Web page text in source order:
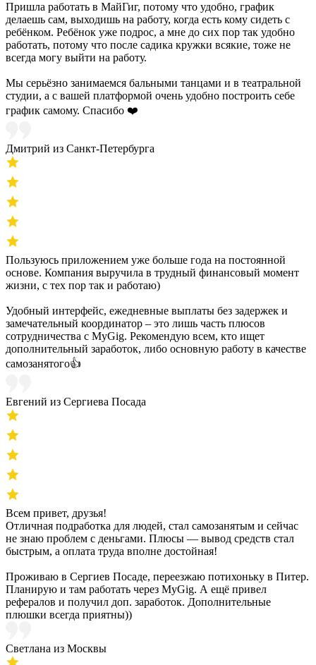
Пришла работать в МайГиг, потому что удобно, график
делаешь сам, выходишь на работу, когда есть кому сидеть с
ребёнком. Ребёнок уже подрос, а мне до сих пор так удобно
работать, потому что после садика кружки всякие, тоже не
всегда могу выйти на работу.
Мы серьёзно занимаемся бальными танцами и в театральной
студии, а с вашей платформой очень удобно построить себе
график самому. Спасибо ❤️
Дмитрий из Санкт-Петербурга
Пользуюсь приложением уже больше года на постоянной
основе. Компания выручила в трудный финансовый момент
жизни, с тех пор так и работаю)
Удобный интерфейс, ежедневные выплаты без задержек и
замечательный координатор – это лишь часть плюсов
сотрудничества с MyGig. Рекомендую всем, кто ищет
дополнительный заработок, либо основную работу в качестве
самозанятого👍
Евгений из Сергиева Посада
Всем привет, друзья!
Отличная подработка для людей, стал самозанятым и сейчас
не знаю проблем с деньгами. Плюсы — вывод средств стал
быстрым, а оплата труда вполне достойная!
Проживаю в Сергиев Посаде, переезжаю потихоньку в Питер.
Планирую и там работать через MyGig. А ещё привел
рефералов и получил доп. заработок. Дополнительные
плюшки всегда приятны))
Светлана из Москвы